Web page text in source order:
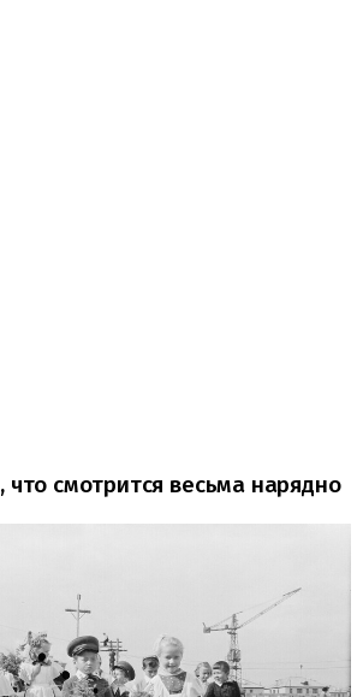
что смотрится весьма нарядно